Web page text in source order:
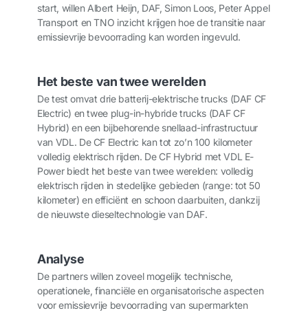
start, willen Albert Heijn, DAF, Simon Loos, Peter Appel
Transport en TNO inzicht krijgen hoe de transitie naar
emissievrije bevoorrading kan worden ingevuld.
Het beste van twee werelden
De test omvat drie batterij-elektrische trucks (DAF CF
Electric) en twee plug-in-hybride trucks (DAF CF
Hybrid) en een bijbehorende snellaad-infrastructuur
van VDL. De CF Electric kan tot zo’n 100 kilometer
volledig elektrisch rijden. De CF Hybrid met VDL E-
Power biedt het beste van twee werelden: volledig
elektrisch rijden in stedelijke gebieden (range: tot 50
kilometer) en efficiënt en schoon daarbuiten, dankzij
de nieuwste dieseltechnologie van DAF.
Analyse
De partners willen zoveel mogelijk technische,
operationele, financiële en organisatorische aspecten
voor emissievrije bevoorrading van supermarkten